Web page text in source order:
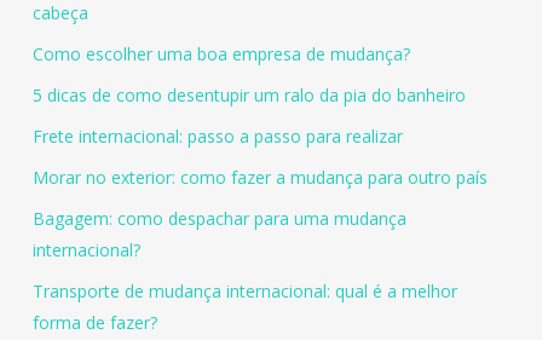
cabeça
Como escolher uma boa empresa de mudança?
5 dicas de como desentupir um ralo da pia do banheiro
Frete internacional: passo a passo para realizar
Morar no exterior: como fazer a mudança para outro país
Bagagem: como despachar para uma mudança
internacional?
Transporte de mudança internacional: qual é a melhor
forma de fazer?